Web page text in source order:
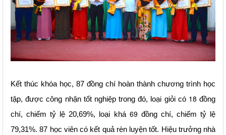
Kết thúc khóa học, 87 đồng chí hoàn thành chương trình học
tập, được công nhận tốt nghiệp trong đó, loại giỏicó 18 đồng
chí, chiếm tỷ lệ 20,69%, loại khá 69 đồng chí, chiếm tỷ lệ
79,31%. 87 học viên có kết quả rèn luyện tốt. Hiệu trưởng nhà